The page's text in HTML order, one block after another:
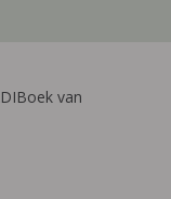
van